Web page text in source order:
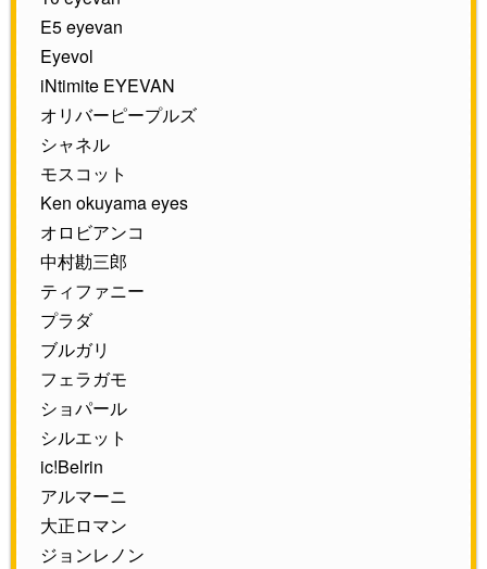
E5 eyevan
Eyevol
iNtimite EYEVAN
オリバーピープルズ
シャネル
モスコット
Ken okuyama eyes
オロビアンコ
中村勘三郎
ティファニー
プラダ
ブルガリ
フェラガモ
ショパール
シルエット
ic!Belrin
アルマーニ
大正ロマン
ジョンレノン